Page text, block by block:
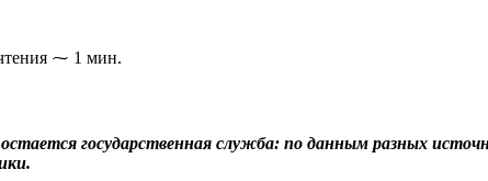
⁓ 1 мин.
государственная служба: по данным разных